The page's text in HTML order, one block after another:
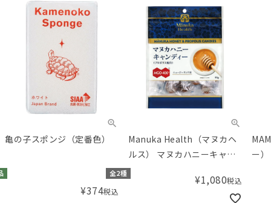
亀の子スポンジ（定番色）
全2種
¥374税込
Manuka Health（マヌカヘ
ルス） マヌカハニーキャン
ディー大（プロポリス）
¥1,080税込
ー